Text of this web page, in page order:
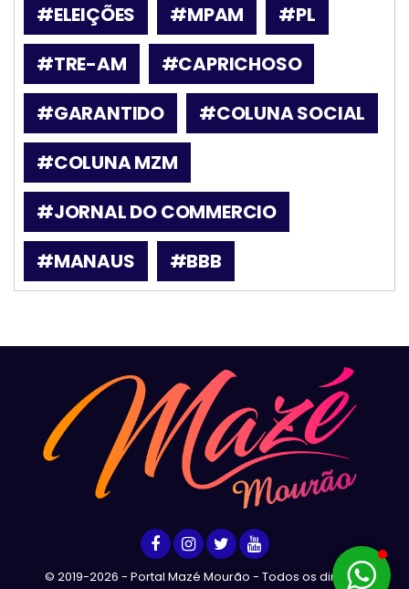
#ELEIÇÕES
#MPAM
#PL
#TRE-AM
#CAPRICHOSO
#GARANTIDO
#COLUNA SOCIAL
#COLUNA MZM
#JORNAL DO COMMERCIO
#MANAUS
#BBB
© 2019-2026 - Portal Mazé Mourão - Todos os direitos